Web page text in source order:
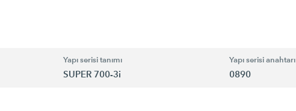
Yapı serisi tanımı
SUPER 700-3i
Yapı serisi anahtarı
0890